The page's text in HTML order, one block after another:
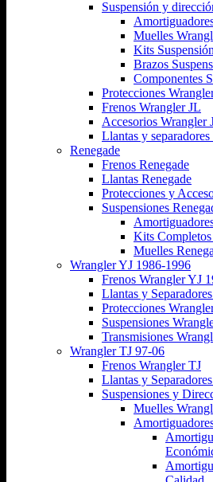
Suspensión y
Muelles
Kits
Brazos
Componentes
Protecciones
Frenos Wrangler JL
Accesorios Wrangler
Llantas y
Renegade
Frenos Renegade
Llantas Renegade
Protecciones y
Suspensiones
Kits Completos
Muelles
Wrangler YJ 1986-1996
Frenos Wrangler YJ
Llantas y
Protecciones
Suspensiones
Transmisiones
Wrangler TJ 97-06
Frenos Wrangler TJ
Llantas y
Suspensiones y
Muelles